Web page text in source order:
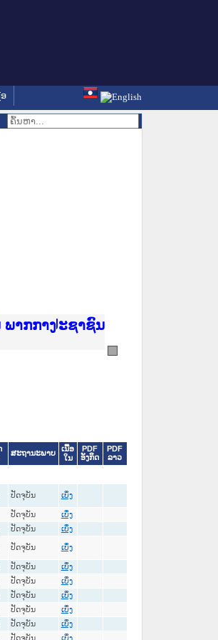
ແຫ່ງຊາດ
ພາກເໜືອ
ຳຫຼວດປະຊາຊົນ
ຕິບານປະຊາຊົນ
າກກາງ
ສະຖານະພາບ
ເນື້ອ
ໃນ
PDF
ອັງກິດ
PDF
ລາວ
ປັດຈຸບັນ ເບິ່ງ
ປັດຈຸບັນ ເບິ່ງ
ປັດຈຸບັນ ເບິ່ງ
ປັດຈຸບັນ ເບິ່ງ
ປັດຈຸບັນ ເບິ່ງ
ປັດຈຸບັນ ເບິ່ງ
ປັດຈຸບັນ ເບິ່ງ
ປັດຈຸບັນ ເບິ່ງ
ປັດຈຸບັນ ເບິ່ງ
ປັດຈຸບັນ ເບິ່ງ